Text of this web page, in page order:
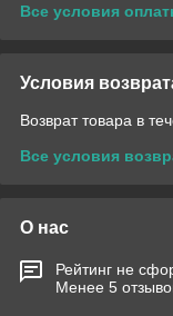
Все условия
Условия
Возврат товара в
Все условия
О нас
Рейтинг не
Менее 5